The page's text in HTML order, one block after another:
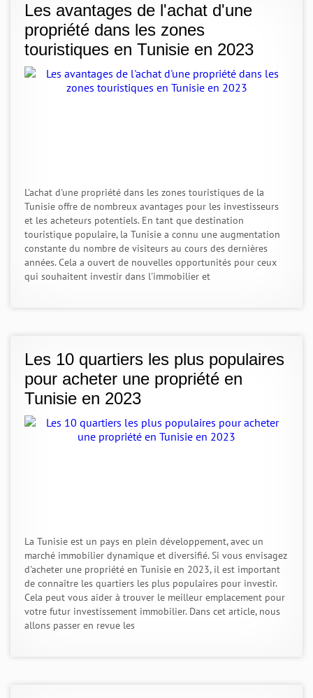
Les avantages de l'achat d'une
propriété dans les zones
touristiques en Tunisie en 2023
L'achat d'une propriété dans les zones touristiques de la
Tunisie offre de nombreux avantages pour les investisseurs
et les acheteurs potentiels. En tant que destination
touristique populaire, la Tunisie a connu une augmentation
constante du nombre de visiteurs au cours des dernières
années. Cela a ouvert de nouvelles opportunités pour ceux
qui souhaitent investir dans l'immobilier et
Les 10 quartiers les plus populaires
pour acheter une propriété en
Tunisie en 2023
La Tunisie est un pays en plein développement, avec un
marché immobilier dynamique et diversifié. Si vous envisagez
d'acheter une propriété en Tunisie en 2023, il est important
de connaître les quartiers les plus populaires pour investir.
Cela peut vous aider à trouver le meilleur emplacement pour
votre futur investissement immobilier. Dans cet article, nous
allons passer en revue les